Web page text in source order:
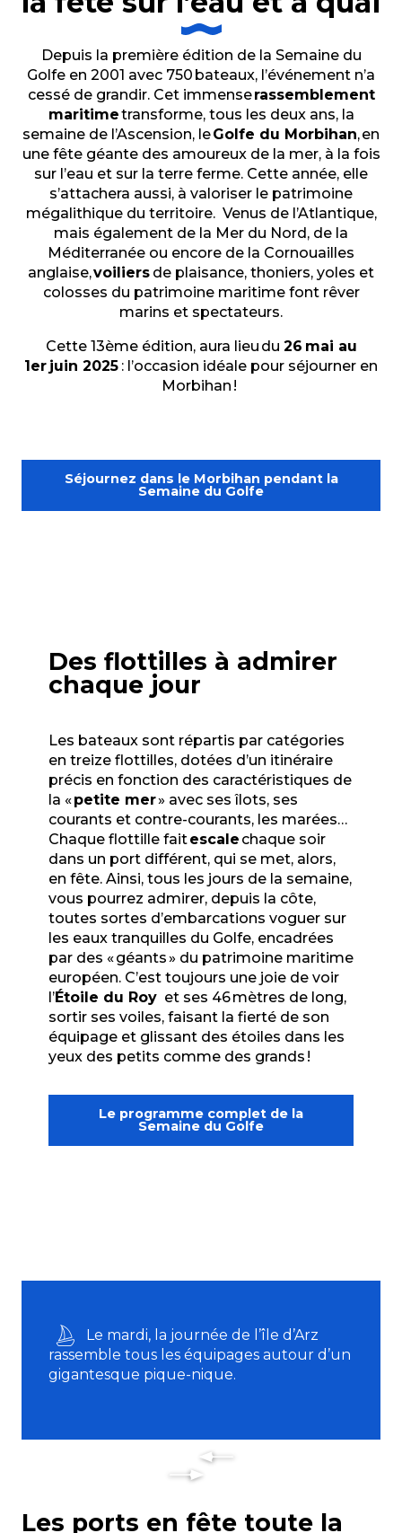
Depuis la première édition de la Semaine du
Golfe en 2001 avec 750 bateaux, l’événement n’a
cessé de grandir. Cet immenserassemblement
maritimetransforme, tous les deux ans, la
semaine de l’Ascension, leGolfe du Morbihan,en
une fête géante des amoureux de la mer, à la fois
sur l’eau et sur la terre ferme. Cette année, elle
s’attachera aussi, à valoriser le patrimoine
mégalithique du territoire. Venus de l’Atlantique,
mais également de la Mer du Nord, de la
Méditerranée ou encore de la Cornouailles
anglaise,voiliers de plaisance, thoniers, yoles et
colosses du patrimoine maritime font rêver
marins et spectateurs.
Cette 13ème édition, aura lieu du 26 mai au
1er juin 2025 : l’occasion idéale pour séjourner en
Morbihan !
Séjournez dans le Morbihan pendant la
Semaine du Golfe
Des flottilles à admirer
chaque jour
Les bateaux sont répartis par catégories
en treize flottilles, dotées d’un itinéraire
précis en fonction des caractéristiques de
la «petite mer» avec ses îlots, ses
courants et contre-courants, les marées…
Chaque flottille faitescale chaque soir
dans un port différent, qui se met, alors,
en fête. Ainsi, tous les jours de la semaine,
vous pourrez admirer, depuis la côte,
toutes sortes d’embarcations voguer sur
les eaux tranquilles du Golfe, encadrées
par des «géants» du patrimoine maritime
européen. C’est toujours une joie de voir
l’Étoile du Roy et ses 46 mètres de long,
sortir ses voiles, faisant la fierté de son
équipage et glissant des étoiles dans les
yeux des petits comme des grands !
Le programme complet de la
Semaine du Golfe
Le mardi, la journée de l’île d’Arz
rassemble tous les équipages autour d’un
gigantesque pique-nique.
Les ports en fête toute la